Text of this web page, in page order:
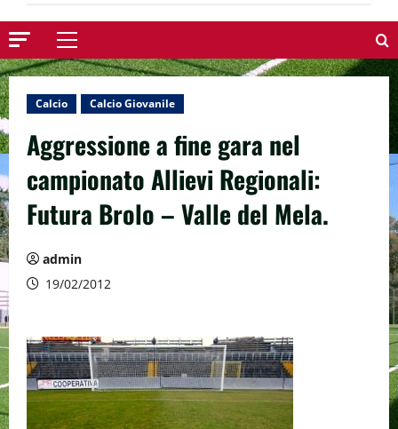
Menu
principale
Calcio Calcio Giovanile
Aggressione a fine gara nel
campionato Allievi Regionali:
Futura Brolo – Valle del Mela.
admin
19/02/2012